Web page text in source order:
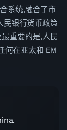
系统,融合了市
民银行货币政策
重要的是,人民
何在亚太和 EM